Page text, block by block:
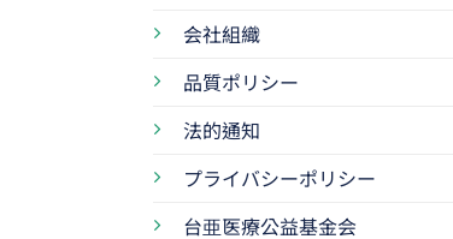
会社組織
品質ポリシー
法的通知
プライバシーポリシー
台亜医療公益基金会